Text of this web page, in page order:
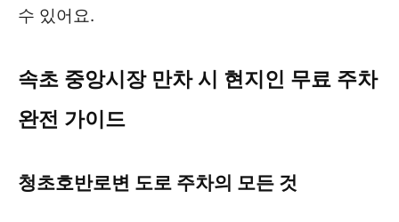
수 있어요.
속초 중앙시장 만차 시 현지인 무료 주차
완전 가이드
청초호반로변 도로 주차의 모든 것